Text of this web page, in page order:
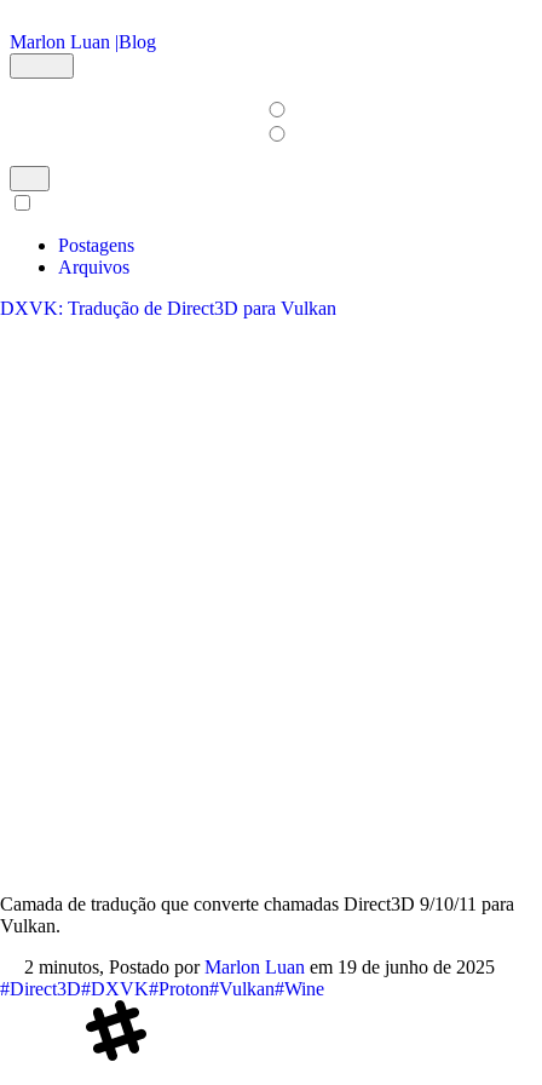
Marlon Luan |Blog
Postagens
Arquivos
DXVK: Tradução de Direct3D para Vulkan
Camada de tradução que converte chamadas Direct3D 9/10/11 para
Vulkan.
2 minutos, Postado porMarlon Luan em 19 de junho de 2025
#Direct3D#DXVK#Proton#Vulkan#Wine